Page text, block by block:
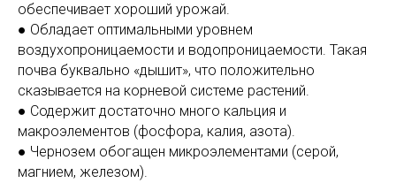
обеспечивает хороший урожай.
● Обладает оптимальными уровнем
воздухопроницаемости и водопроницаемости. Такая
почва буквально «дышит», что положительно
сказывается на корневой системе растений.
● Содержит достаточно много кальция и
макроэлементов (фосфора, калия, азота).
● Чернозем обогащен микроэлементами (серой,
магнием, железом).